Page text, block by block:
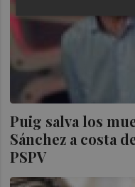
Puig salva los
Sánchez a costa
PSPV